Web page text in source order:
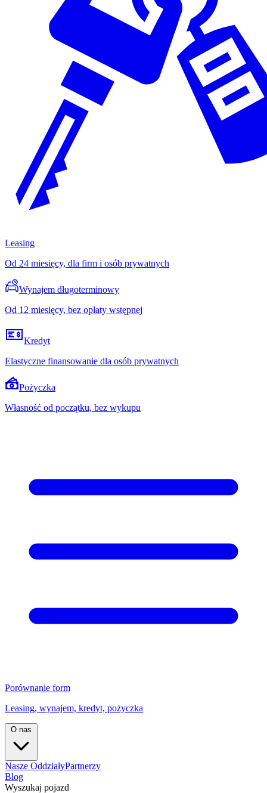
Leasing
Od 24 miesięcy, dla firm i osób prywatnych
Wynajem długoterminowy
Od 12 miesięcy, bez opłaty wstępnej
Kredyt
Elastyczne finansowanie dla osób prywatnych
Pożyczka
Własność od początku, bez wykupu
Porównanie form
Leasing, wynajem, kredyt, pożyczka
O nas
Nasze OddziałyPartnerzy
Blog
Wyszukaj pojazd